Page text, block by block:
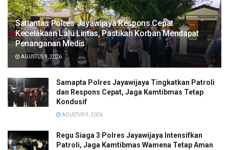
Satlantas Polres Jayawijaya Respons Cepat
Kecelakaan Lalu Lintas, Pastikan Korban Mendapat
Penanganan Medis
AGUSTUS 9, 2026
Samapta Polres Jayawijaya Tingkatkan Patroli
dan Respons Cepat, Jaga Kamtibmas Tetap
Kondusif
AGUSTUS 9, 2026
Regu Siaga 3 Polres Jayawijaya Intensifkan
Patroli, Jaga Kamtibmas Wamena Tetap Aman